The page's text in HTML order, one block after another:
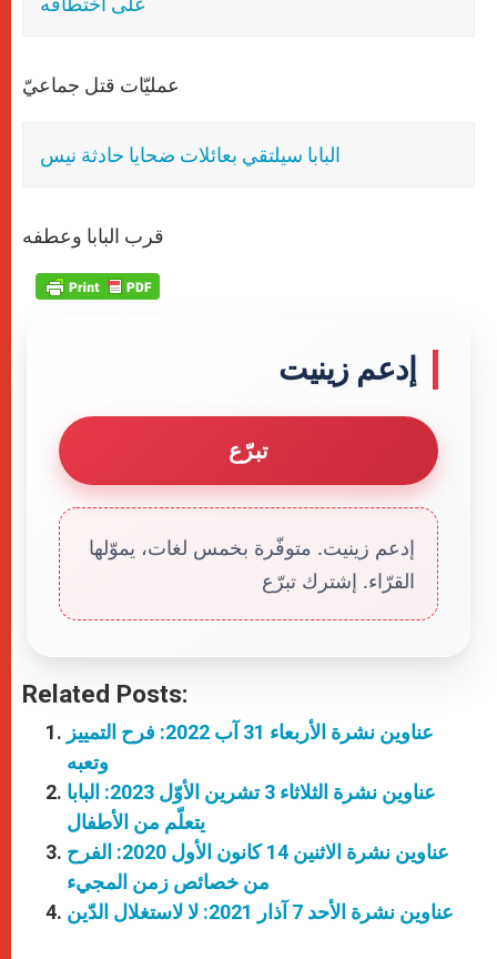
عمليّات قتل جماعيّ
البابا سيلتقي بعائلات ضحايا حادثة نيس
قرب البابا وعطفه
إدعم زينيت
تبرّع
إدعم زينيت. متوفّرة بخمس لغات، يموّلها
القرّاء. إشترك تبرّع
Related Posts:
عناوين نشرة الأربعاء 31 آب 2022: فرح التمييز
وتعبه
عناوين نشرة الثلاثاء 3 تشرين الأوّل 2023: البابا
يتعلّم من الأطفال
عناوين نشرة الاثنين 14 كانون الأول 2020: الفرح
من خصائص زمن المجيء
عناوين نشرة الأحد 7 آذار 2021: لا لاستغلال الدّين